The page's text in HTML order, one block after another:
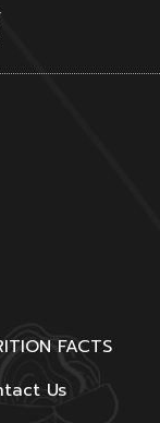
FACTS
Us